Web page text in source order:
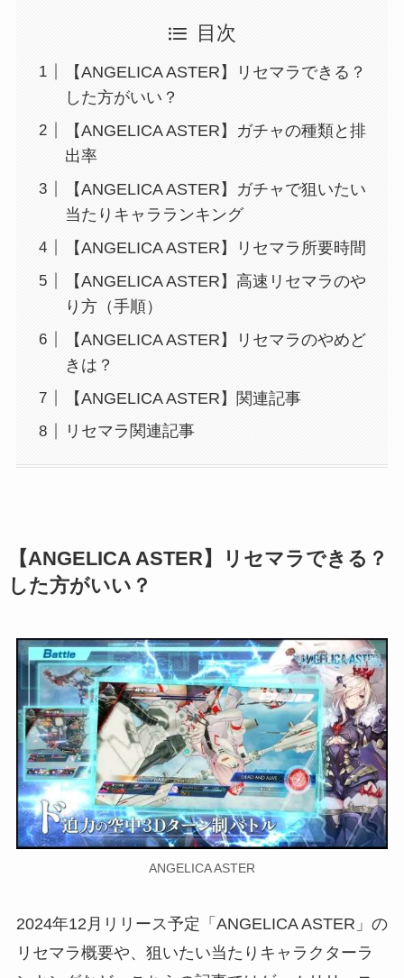
目次
【ANGELICA ASTER】リセマラできる？
した方がいい？
【ANGELICA ASTER】ガチャの種類と排
出率
【ANGELICA ASTER】ガチャで狙いたい
当たりキャラランキング
【ANGELICA ASTER】リセマラ所要時間
【ANGELICA ASTER】高速リセマラのや
り方（手順）
【ANGELICA ASTER】リセマラのやめど
きは？
【ANGELICA ASTER】関連記事
リセマラ関連記事
【ANGELICA ASTER】リセマラできる？
した方がいい？
ANGELICA ASTER
2024年12月リリース予定「ANGELICA ASTER」の
リセマラ概要や、狙いたい当たりキャラクターラ